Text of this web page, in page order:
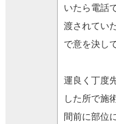
いたら電話
渡されてい
で意を決し
運良く丁度
した所で施
間前に部位